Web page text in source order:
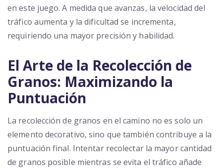
en este juego. A medida que avanzas, la velocidad del
tráfico aumenta y la dificultad se incrementa,
requiriendo una mayor precisión y habilidad.
El Arte de la Recolección de
Granos: Maximizando la
Puntuación
La recolección de granos en el camino no es solo un
elemento decorativo, sino que también contribuye a la
puntuación final. Intentar recolectar la mayor cantidad
de granos posible mientras se evita el tráfico añade